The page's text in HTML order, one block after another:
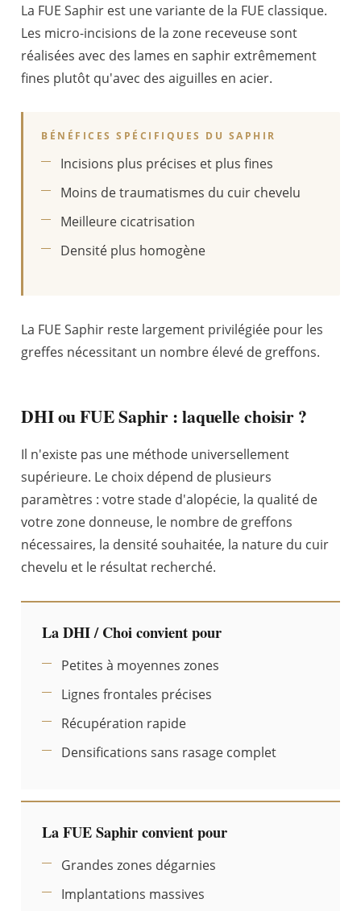
La FUE Saphir est une variante de la FUE classique.
Les micro-incisions de la zone receveuse sont
réalisées avec des lames en saphir extrêmement
fines plutôt qu'avec des aiguilles en acier.
BÉNÉFICES SPÉCIFIQUES DU SAPHIR
Incisions plus précises et plus fines
Moins de traumatismes du cuir chevelu
Meilleure cicatrisation
Densité plus homogène
La FUE Saphir reste largement privilégiée pour les
greffes nécessitant un nombre élevé de greffons.
DHI ou FUE Saphir : laquelle choisir ?
Il n'existe pas une méthode universellement
supérieure. Le choix dépend de plusieurs
paramètres : votre stade d'alopécie, la qualité de
votre zone donneuse, le nombre de greffons
nécessaires, la densité souhaitée, la nature du cuir
chevelu et le résultat recherché.
La DHI / Choi convient pour
Petites à moyennes zones
Lignes frontales précises
Récupération rapide
Densifications sans rasage complet
La FUE Saphir convient pour
Grandes zones dégarnies
Implantations massives